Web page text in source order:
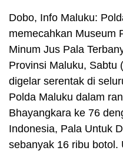
Dobo, Info Maluku:
memecahkan Museum
Minum Jus Pala
Provinsi Maluku, Sabtu
digelar serentak di
Polda Maluku dalam
Bhayangkara ke 76
Indonesia, Pala Untuk
sebanyak 16 ribu botol.